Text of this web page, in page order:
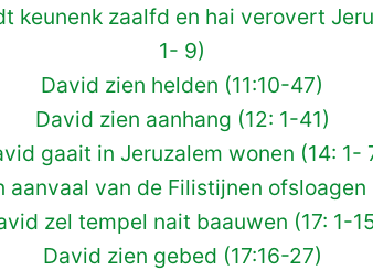
keunenk zaalfd en hai verovert
1- 9)
David zien helden (11:10-47)
David zien aanhang (12: 1-41)
gaait in Jeruzalem wonen (14: 1-
aanvaal van de Filistijnen ofsloagen
zel tempel nait baauwen (17: 1-
David zien gebed (17:16-27)